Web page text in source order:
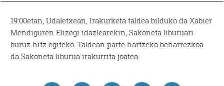
19:00etan, Udaletxean, Irakurketa taldea bilduko da Xabier
Mendiguren Elizegi idazlearekin, Sakoneta liburuari
buruz hitz egiteko. Taldean parte hartzeko beharrezkoa
da Sakoneta liburua irakurrita joatea.